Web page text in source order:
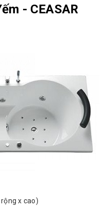
- CEASAR
x cao)